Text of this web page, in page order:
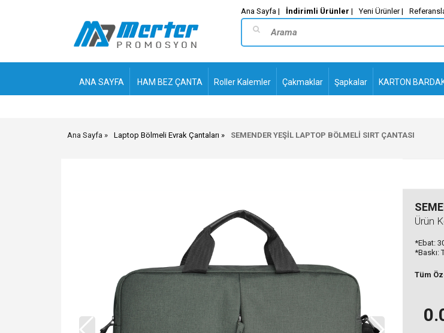
Ana Sayfa | İndirimli Ürünler | Yeni Ürünler |
ANA SAYFA HAM BEZ ÇANTA Roller Kalemler Çakmaklar Şapkalar KARTON
Ana Sayfa Laptop Bölmeli Evrak Çantaları SEMENDER YEŞİL LAPTOP BÖLMELİ SIRT ÇANTASI
Ürün
*Ebat:
*Baskı:
Tüm